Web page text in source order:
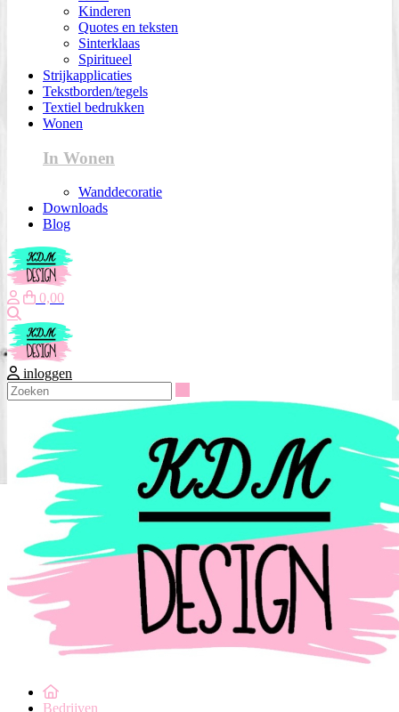
Kinderen
Quotes en teksten
Sinterklaas
Spiritueel
Strijkapplicaties
Tekstborden/tegels
Textiel bedrukken
Wonen
In Wonen
Wanddecoratie
Downloads
Blog
0,00
inloggen
Bedrijven